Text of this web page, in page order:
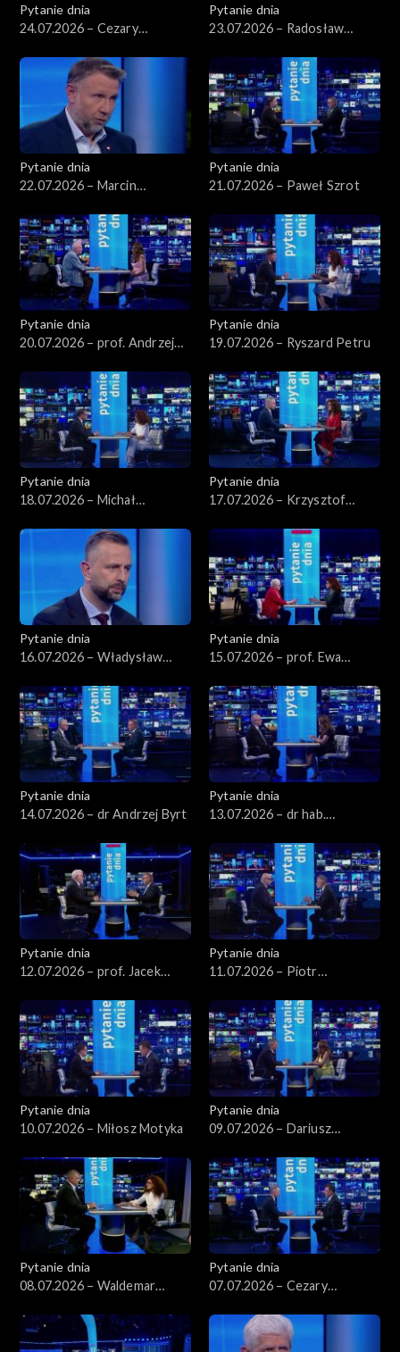
Pytanie dnia
24.07.2026 – Cezary
Pytanie dnia
23.07.2026 – Radosław
Pytanie dnia
22.07.2026 – Marcin
Pytanie dnia
21.07.2026 – Paweł Szrot
Pytanie dnia
20.07.2026 – prof. Andrzej
Pytanie dnia
19.07.2026 – Ryszard Petru
Pytanie dnia
18.07.2026 – Michał
Pytanie dnia
17.07.2026 – Krzysztof
Pytanie dnia
16.07.2026 – Władysław
Pytanie dnia
15.07.2026 – prof. Ewa
Pytanie dnia
14.07.2026 – dr Andrzej Byrt
Pytanie dnia
13.07.2026 – dr hab.
Pytanie dnia
12.07.2026 – prof. Jacek
Pytanie dnia
11.07.2026 – Piotr
Pytanie dnia
10.07.2026 – Miłosz Motyka
Pytanie dnia
09.07.2026 – Dariusz
Pytanie dnia
08.07.2026 – Waldemar
Pytanie dnia
07.07.2026 – Cezary